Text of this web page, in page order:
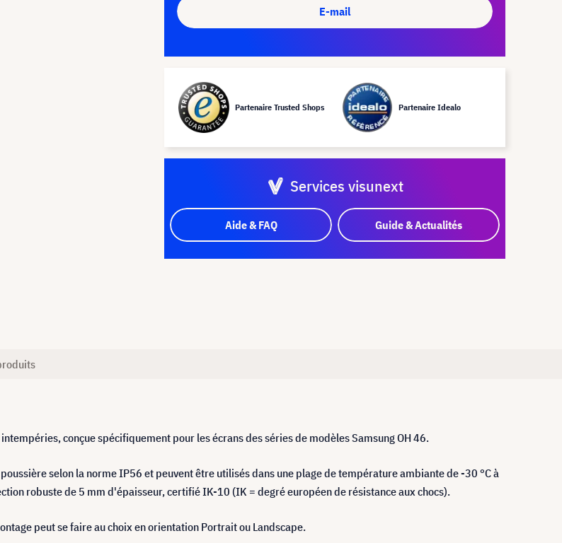
E-mail
Partenaire Trusted Shops Partenaire Idealo
Services visunext
Aide & FAQ Guide & Actualités
conçue spécifiquement pour les écrans des séries de modèles Samsung OH 46.
selon la norme IP56 et peuvent être utilisés dans une plage de température ambiante de -30 °C à
robuste de 5 mm d'épaisseur, certifié IK-10 (IK = degré européen de résistance aux chocs).
peut se faire au choix en orientation Portrait ou Landscape.